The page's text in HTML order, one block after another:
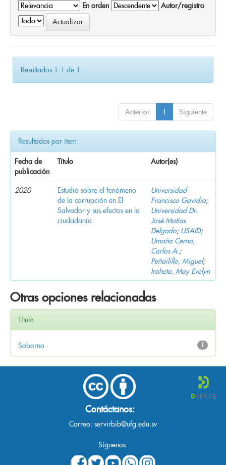
En orden
Autor/registro
Resultados 1-1 de 1.
Anterior 1 Siguiente
Resultados por ítem:
Fecha de
publicación
Título Autor(es)
2020
Estudio sobre el fenómeno
de la corrupción en El
Salvador y sus efectos en la
ciudadanía
Universidad
Francisco Gavidia;
Universidad Dr.
José Matías
Delgado; USAID;
Umaña Cerna,
Carlos A.;
Peñailillo, Miguel;
Iraheta, May Evelyn
Otras opciones relacionadas
Título
1
Soborno
Contáctanos:
Correo: servirbib@ufg.edu.sv
Síguenos: